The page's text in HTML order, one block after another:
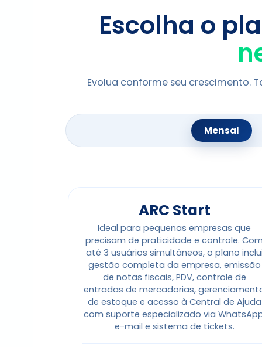
Escolha o
Evolua conforme seu crescimento.
Mensal
ARC Start
Ideal para pequenas empresas que
precisam de praticidade e controle.
até 3 usuários simultâneos, o plano
gestão completa da empresa, emissão
de notas fiscais, PDV, controle de
entradas de mercadorias,
de estoque e acesso à Central de Ajuda
com suporte especializado via
e-mail e sistema de tickets.